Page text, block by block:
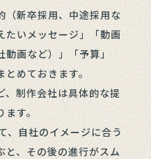
（新卒採用、中途採用な
たいメッセージ」「動画
画など）」「予算」
とめておきます。
、制作会社は具体的な提
ます。
、自社のイメージに合う
と、その後の進行がスム